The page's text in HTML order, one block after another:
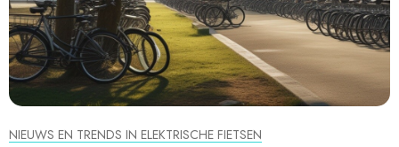
NIEUWS EN TRENDS IN ELEKTRISCHE FIETSEN